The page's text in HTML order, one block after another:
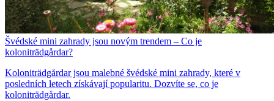
Švédské mini zahrady jsou novým trendem – Co je
koloniträdgårdar?
Koloniträdgårdar jsou malebné švédské mini zahrady, které v
posledních letech získávají popularitu. Dozvíte se, co je
koloniträdgårdar.